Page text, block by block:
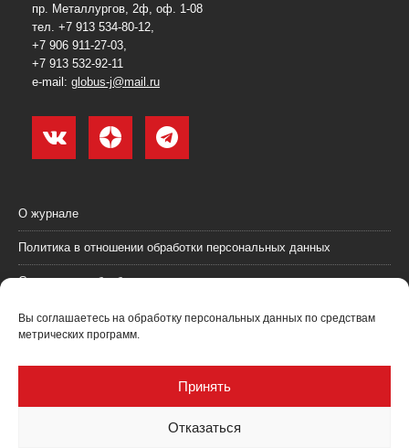
Вы соглашаетесь на обработку персональных данных по средствам
метрических программ.
Принять
Отказаться
пр. Металлургов, 2ф, оф. 1-08
тел. +7 913 534-80-12,
+7 906 911-27-03,
+7 913 532-92-11
e-mail: globus-j@mail.ru
О журнале
Политика в отношении обработки персональных данных
Согласие на обработку персональных данных
Пользовательское соглашение (оферта)